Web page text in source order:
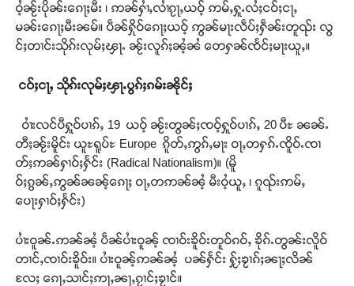
ဝႆ့ၼႂ်းပိုၼ်းၵေႃႈမီး ၊ ဢၼ်ႁၢႆႇလၢႆၵႂႃႇယဝ့် ဢမ်ႇႁူႉလႆႈငဝ်ႈငႃႇ
မၼ်းၵေႃႈမီးၼမ်။ ပဵၼ်ႁိုဝ်ၵေႃႈယဝ့် ဢွၼ်မႃးလဵပ်ႈႁဵၼ်းတူၺ်း လွ
င်ႈတၢင်းသိုၵ်းလုမ်ႈၾႃႉ ၼႂ်းလူၵ်ႈၼႆ့ၼႆ တေႁၼ်ၸႅင်ႈမႃးယူႇ။
ငဝ်ႈငႃႇ သိုၵ်းလုမ်ႈၾႃႉပွၵ်ႈၵမ်းၼိုင်ႈ
ဝၢႆးလင်ပီႁူဝ်ပၢၵ်ႇ 19 ယဝ့် ၼႂ်းတွၼ်ႈၸဝ့်ႁူဝ်ပၢၵ်ႇ 20 ပီႊ ၼၼ်ႉ
တီႈၼႂ်းမိူင်း ယူႊရူပ်ႊ Europe ၵိူတ်ႇဢွၵ်ႇမႃး ဝႃႇတႁၵ်ႉၸိူဝ်ႉၸၢ
တ်ႈဢၼ်ႁၢဝ်ႈႁႅင်း (Radical Nationalism)။ (မိူ
ဝ်ႈၵွၼ်ႇဢွၼ်ၼၼ့်ၵေႃႈ ဝႃႇတဢၼ်ၼႆ့ မီးဝႆ့ယူႇ ၊ ၵူၺ်းဢမ်ႇ
ပေႃးႁၢဝ်ႈႁႅင်း)
ပၢႆးဝူၼ်ႉဢၼ်ၼႆ့ ပဵၼ်ပၢႆးဝူၼ့် ၸၢဝ်းၶိူဝ်းတူဝ်ၵဝ်ႇ ၶိုၵ်ႉတွၼ်းလိူဝ်
တၢင်ႇၸၢဝ်းၶိူဝ်း။ ပၢႆးဝူၼ့်ဢၼ်ၼႆ့ ပၼ်ႁႅင်း ႁႂ်ႈၶႂၢၵ်ႈၼႃႈလိၼ်
လႄႈ ၵေႃႇသၢင်ႈဢႃႇၼႃႇၵႂၢင်ႈၶႂၢင်။